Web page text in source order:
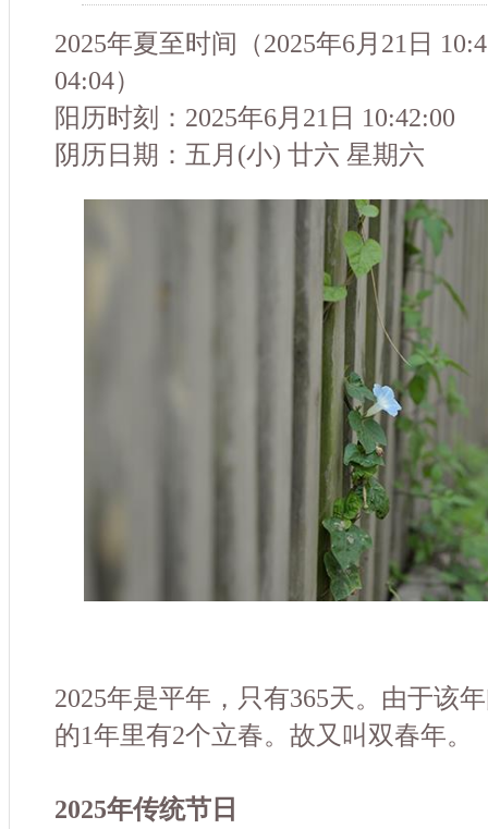
2025年夏至时间（2025年6月21日
04:04）
阳历时刻：2025年6月21日 10:42:00
阴历日期：五月(小) 廿六 星期六
2025年是平年，只有365天。由于该
的1年里有2个立春。故又叫双春年。
2025年传统节日